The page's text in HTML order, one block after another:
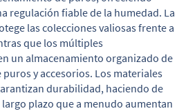
regulación fiable de la humedad. La
las colecciones valiosas frente a
que los múltiples
un almacenamiento organizado de
y accesorios. Los materiales
durabilidad, haciendo de
plazo que a menudo aumentan